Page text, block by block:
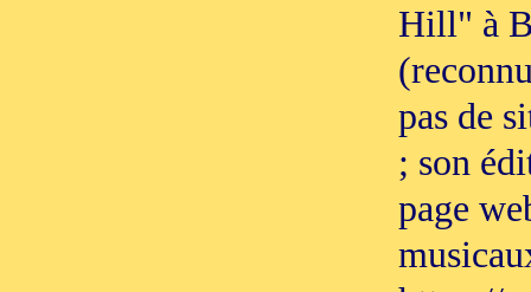
Hill" à
pas de
; son
page